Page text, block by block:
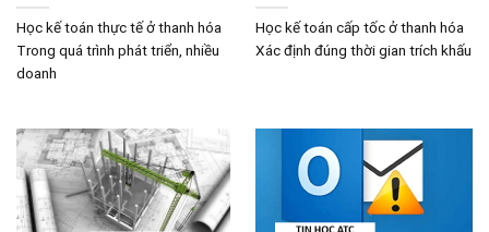
Học kế toán thực tế ở thanh hóa
Trong quá trình phát triển, nhiều
doanh
Học kế toán cấp tốc ở thanh hóa
Xác định đúng thời gian trích khấu